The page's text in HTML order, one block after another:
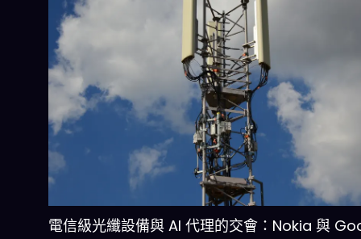
電信級光纖設備與 AI 代理的交會：Nokia 與